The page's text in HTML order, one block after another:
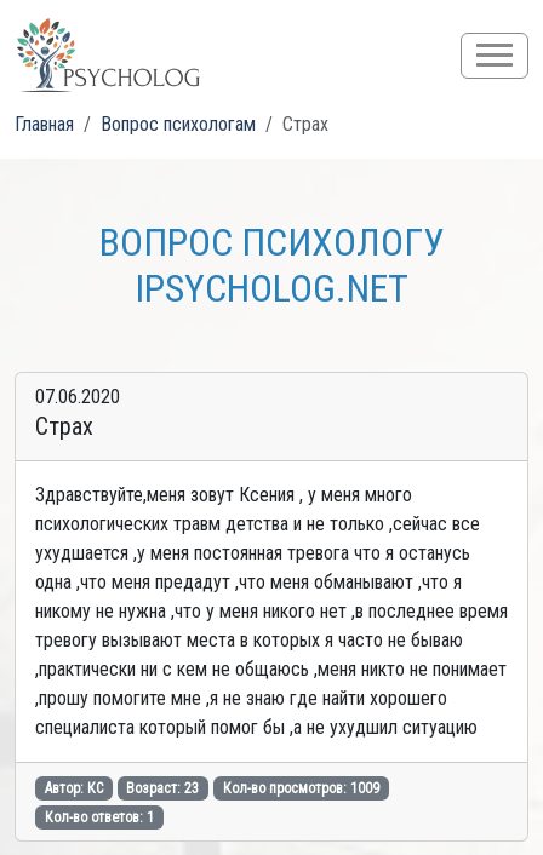
Главная Вопрос психологам Страх
ВОПРОС ПСИХОЛОГУ
IPSYCHOLOG.NET
07.06.2020
Страх
Здравствуйте,меня зовут Ксения , у меня много
психологических травм детства и не только ,сейчас все
ухудшается ,у меня постоянная тревога что я останусь
одна ,что меня предадут ,что меня обманывают ,что я
никому не нужна ,что у меня никого нет ,в последнее время
тревогу вызывают места в которых я часто не бываю
,практически ни с кем не общаюсь ,меня никто не понимает
,прошу помогите мне ,я не знаю где найти хорошего
специалиста который помог бы ,а не ухудшил ситуацию
Автор: КС Возраст: 23
Кол-во просмотров: 1009
Кол-во ответов: 1